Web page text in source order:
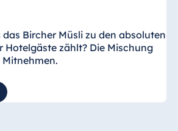
oder Muttertag.
Gutscheinen
das Bircher Müsli zu den absoluten
Hotelgäste zählt? Die Mischung